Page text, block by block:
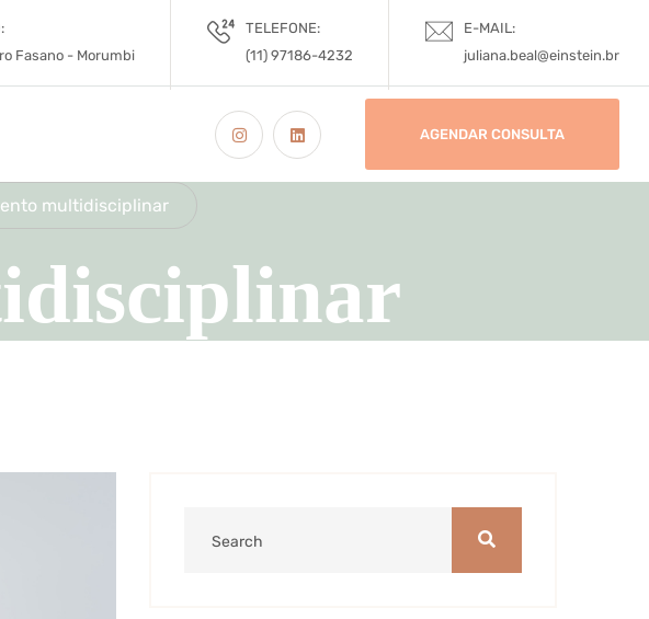
Fasano - Morumbi
TELEFONE:
(11) 97186-4232
E-MAIL:
juliana.beal@einstein.br
AGENDAR CONSULTA
multidisciplinar